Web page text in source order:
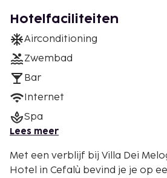
Hotelfaciliteiten
Airconditioning
Zwembad
Bar
Internet
Spa
Lees meer
Met een verblijf bij Villa Dei
Hotel in Cefalù bevind je je op